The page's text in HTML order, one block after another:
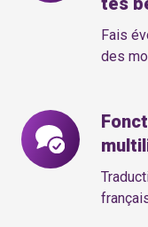
Fais
des
extensible
besoins
Fonction
de
traduction